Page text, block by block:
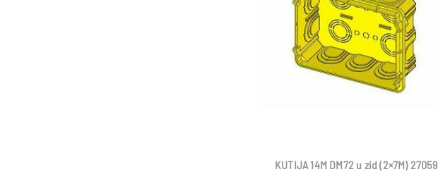
KUTIJA 14M DM72 u zid (2×7M) 27059